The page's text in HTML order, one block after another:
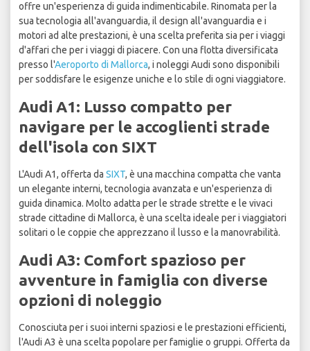
offre un'esperienza di guida indimenticabile. Rinomata per la
sua tecnologia all'avanguardia, il design all'avanguardia e i
motori ad alte prestazioni, è una scelta preferita sia per i viaggi
d'affari che per i viaggi di piacere. Con una flotta diversificata
presso l'Aeroporto di Mallorca, i noleggi Audi sono disponibili
per soddisfare le esigenze uniche e lo stile di ogni viaggiatore.
Audi A1: Lusso compatto per
navigare per le accoglienti strade
dell'isola con SIXT
L'Audi A1, offerta da SIXT, è una macchina compatta che vanta
un elegante interni, tecnologia avanzata e un'esperienza di
guida dinamica. Molto adatta per le strade strette e le vivaci
strade cittadine di Mallorca, è una scelta ideale per i viaggiatori
solitari o le coppie che apprezzano il lusso e la manovrabilità.
Audi A3: Comfort spazioso per
avventure in famiglia con diverse
opzioni di noleggio
Conosciuta per i suoi interni spaziosi e le prestazioni efficienti,
l'Audi A3 è una scelta popolare per famiglie o gruppi. Offerta da